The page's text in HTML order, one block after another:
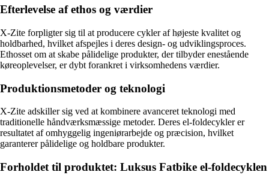
Efterlevelse af ethos og værdier
X-Zite forpligter sig til at producere cykler af højeste kvalitet og
holdbarhed, hvilket afspejles i deres design- og udviklingsproces.
Ethosset om at skabe pålidelige produkter, der tilbyder enestående
køreoplevelser, er dybt forankret i virksomhedens værdier.
Produktionsmetoder og teknologi
X-Zite adskiller sig ved at kombinere avanceret teknologi med
traditionelle håndværksmæssige metoder. Deres el-foldecykler er
resultatet af omhyggelig ingeniørarbejde og præcision, hvilket
garanterer pålidelige og holdbare produkter.
Forholdet til produktet: Luksus Fatbike el-foldecyklen